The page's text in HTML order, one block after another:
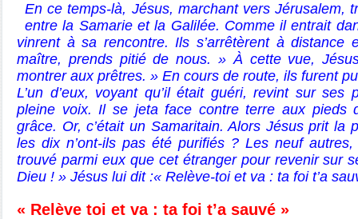
En ce temps-là, Jésus, marchant vers Jérusalem,
entre la Samarie et la Galilée. Comme il entrait
vinrent à sa rencontre. Ils s’arrêtèrent à
maître, prends pitié de nous. » À cette vue,
montrer aux prêtres. » En cours de route, ils furent
L’un d’eux, voyant qu’il était guéri, revint sur
pleine voix. Il se jeta face contre terre aux pieds
grâce. Or, c’était un Samaritain. Alors Jésus prit la
les dix n’ont-ils pas été purifiés ? Les neuf
trouvé parmi eux que cet étranger pour revenir sur
Dieu ! » Jésus lui dit :« Relève-toi et va : ta foi t’a
« Relève toi et va : ta foi t’a sauvé »